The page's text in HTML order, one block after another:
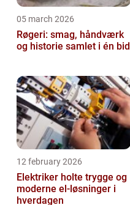
05 march 2026
Røgeri: smag, håndværk
og historie samlet i én bid
12 february 2026
Elektriker holte trygge og
moderne el-løsninger i
hverdagen